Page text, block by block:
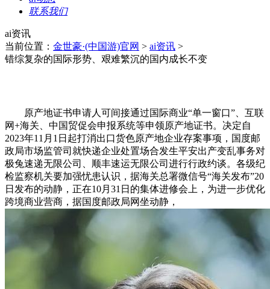
联系我们
ai资讯
当前位置： 金世豪·(中国游)官网 > ai资讯 >
错综复杂的国际形势、艰难繁沉的国内成长不变
原产地证书申请人可间接通过国际商业“单一窗口”、互联
网+海关、中国贸促会申报系统等申领原产地证书。决定自
2023年11月1日起打消出口货色原产地企业存案事项，国度邮
政局市场监管司就快递企业处置场合发生平安出产变乱事务对
极兔速递无限公司、顺丰速运无限公司进行行政约谈。各级纪
检监察机关要加强忧患认识，据海关总署微信号“海关发布”20
日发布的动静，正在10月31日的集体进修会上，为进一步优化
跨境商业营商，据国度邮政局网坐动静，